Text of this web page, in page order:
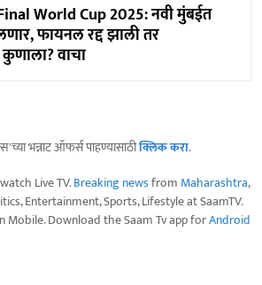
World Cup 2025: नवी मुंबईत
फायनल रद्द झाली तर
कुणाला? वाचा
भन्नाट ऑफर्स पाहण्यासाठीक्लिक करा.
Live TV.Breaking newsfrom Maharashtra,
Entertainment, Sports, Lifestyle at SaamTV.
Mobile. Download the Saam Tv app forAndroid